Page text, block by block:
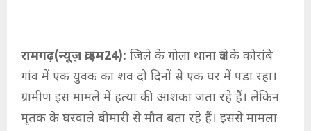
रामगढ़(न्यूज़ क्राइम24): जिले के गोला थाना क्षेत्र के कोरांबे
गांव में एक युवक का शव दो दिनों से एक घर में पड़ा रहा।
ग्रामीण इस मामले में हत्या की आशंका जता रहे हैं। लेकिन
मृतक के घरवाले बीमारी से मौत बता रहे हैं। इससे मामला